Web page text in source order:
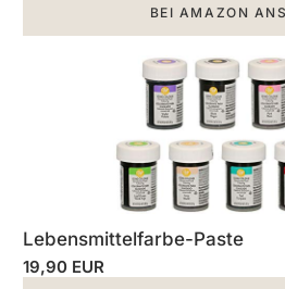
BEI AMAZON
Lebensmittelfarbe-Paste
19,90 EUR